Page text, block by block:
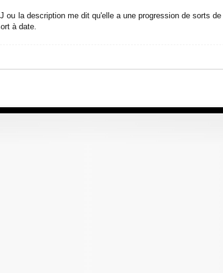
la description me dit qu'elle a une progression de sorts
à date.